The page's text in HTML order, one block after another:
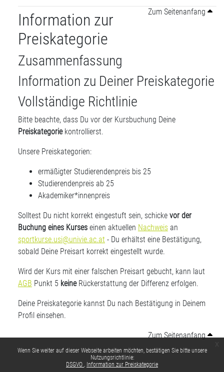
Wenn Sie weiter auf dieser Webseite arbeiten möchten, bestätigen Sie bitte unsere
Nutzungsrichtlinie:
DSGVO
Information zur Preiskategorie
Zum Seitenanfang
Information zur
Preiskategorie
Zusammenfassung
Information zu Deiner Preiskategorie
Vollständige Richtlinie
Bitte beachte, dass Du vor der Kursbuchung Deine
Preiskategoriekontrollierst.
Unsere Preiskategorien:
ermäßigter Studierendenpreis bis 25
Studierendenpreis ab 25
Akademiker*innenpreis
Solltest Du nicht korrekt eingestuft sein, schicke vor der
Buchung eines Kurses einen aktuellen Nachweisan
sportkurse.usi@univie.ac.at - Du erhältst eine Bestätigung,
sobald Deine Preisart korrekt eingestellt wurde.
Wird der Kurs mit einer falschen Preisart gebucht, kann laut
AGB Punkt 5 keine Rückerstattung der Differenz erfolgen.
Deine Preiskategorie kannst Du nach Bestätigung in Deinem
Profil einsehen.
Zum Seitenanfang